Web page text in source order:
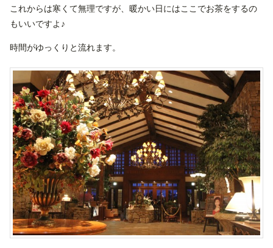
これからは寒くて無理ですが、暖かい日にはここでお茶をするの
もいいですよ♪
時間がゆっくりと流れます。